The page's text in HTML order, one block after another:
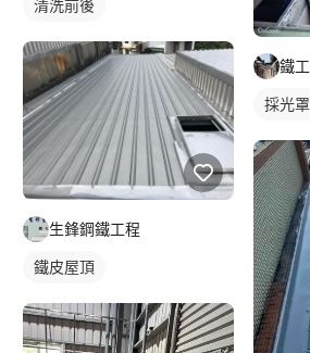
清洗前後
生鋒鋼鐵工程
鐵皮屋頂
採光罩